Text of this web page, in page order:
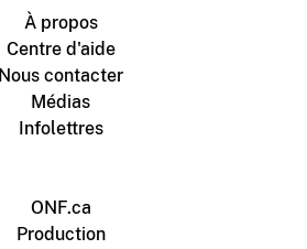
À propos
Centre d'aide
Nous contacter
Médias
Infolettres
ONF.ca
Production